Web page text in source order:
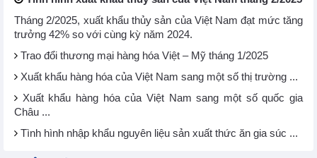
Tháng 2/2025, xuất khẩu thủy sản của Việt Nam đạt mức tăng
trưởng 42% so với cùng kỳ năm 2024.
Trao đổi thương mại hàng hóa Việt – Mỹ tháng 1/2025
Xuất khẩu hàng hóa của Việt Nam sang một số thị trường ...
Xuất khẩu hàng hóa của Việt Nam sang một số quốc gia
Châu ...
Tình hình nhập khẩu nguyên liệu sản xuất thức ăn gia súc ...